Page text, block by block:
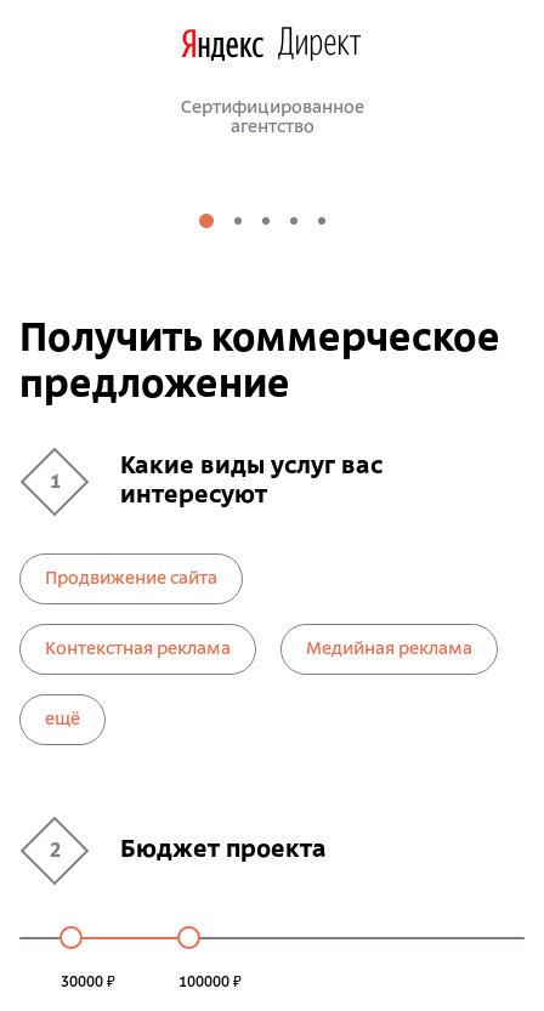
Сертифицированное
агентство
Получить коммерческое
предложение
1
Какие виды услуг вас
интересуют
Продвижение сайта
Контекстная реклама Медийная реклама
ещё
2 Бюджет проекта
30000 ₽ 100000 ₽